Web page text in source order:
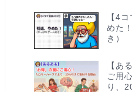
【4
めた
き）
【あ
ご用
り、